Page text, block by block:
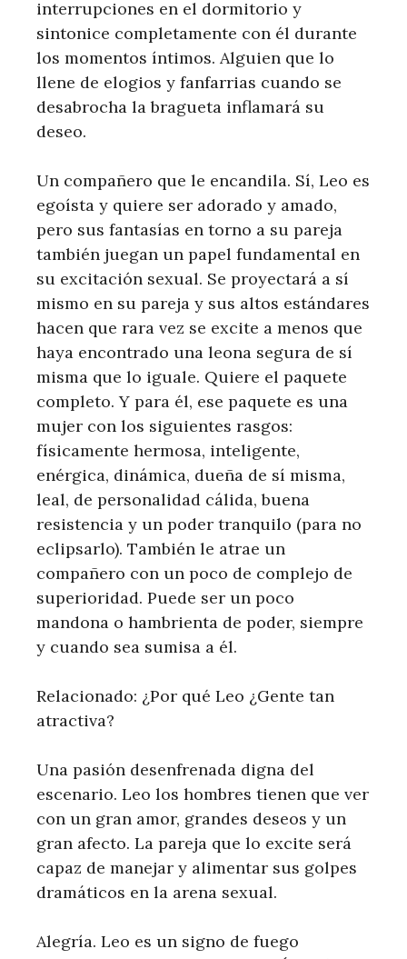
interrupciones en el dormitorio y
sintonice completamente con él durante
los momentos íntimos. Alguien que lo
llene de elogios y fanfarrias cuando se
desabrocha la bragueta inflamará su
deseo.
Un compañero que le encandila. Sí, Leo es
egoísta y quiere ser adorado y amado,
pero sus fantasías en torno a su pareja
también juegan un papel fundamental en
su excitación sexual. Se proyectará a sí
mismo en su pareja y sus altos estándares
hacen que rara vez se excite a menos que
haya encontrado una leona segura de sí
misma que lo iguale. Quiere el paquete
completo. Y para él, ese paquete es una
mujer con los siguientes rasgos:
físicamente hermosa, inteligente,
enérgica, dinámica, dueña de sí misma,
leal, de personalidad cálida, buena
resistencia y un poder tranquilo (para no
eclipsarlo). También le atrae un
compañero con un poco de complejo de
superioridad. Puede ser un poco
mandona o hambrienta de poder, siempre
y cuando sea sumisa a él.
Relacionado: ¿Por qué Leo ¿Gente tan
atractiva?
Una pasión desenfrenada digna del
escenario. Leo los hombres tienen que ver
con un gran amor, grandes deseos y un
gran afecto. La pareja que lo excite será
capaz de manejar y alimentar sus golpes
dramáticos en la arena sexual.
Alegría. Leo es un signo de fuego